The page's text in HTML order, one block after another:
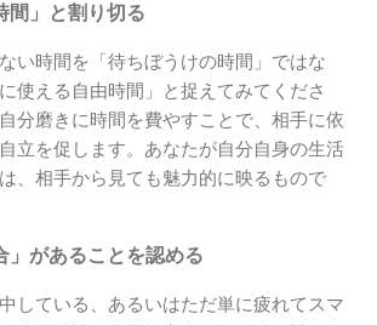
間」と割り切る
い時間を「待ちぼうけの時間」ではな
使える自由時間」と捉えてみてくださ
分磨きに時間を費やすことで、相手に依
立を促します。あなたが自分自身の生活
、相手から見ても魅力的に映るもので
」があることを認める
している、あるいはただ単に疲れてスマ